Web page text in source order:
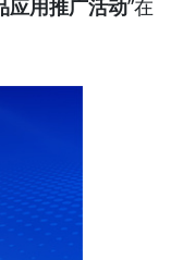
应用推广活动”在